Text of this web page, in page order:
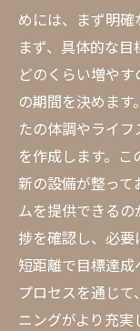
利用者
名古屋
施設の
トレー
自分に
パーソナル
時間を
名古屋
短期間
パーソ
めには、まず明確
まず、具体的な
どのくらい増や
の期間を決めま
たの体調やライ
を作成します。
新の設備が整って
ムを提供できる
捗を確認し、必
短距離で目標達
プロセスを通じ
ニングがより充実